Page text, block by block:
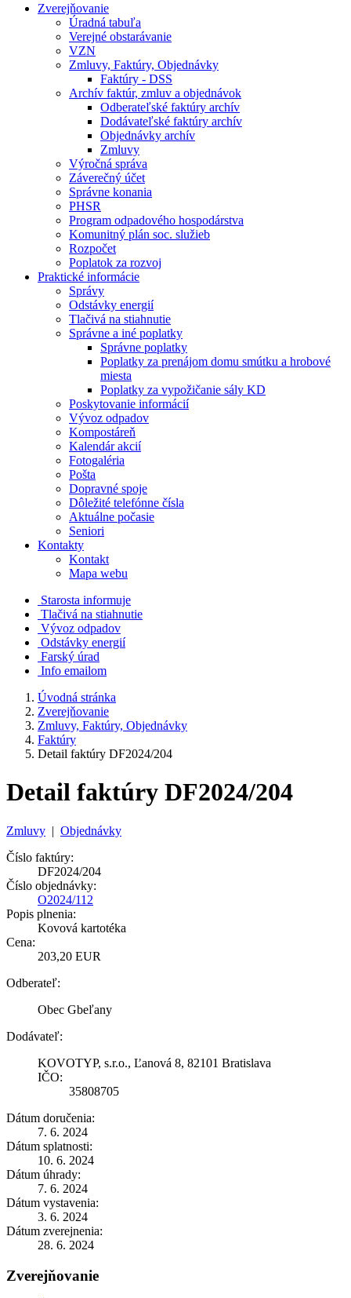
Zverejňovanie
Úradná tabuľa
Verejné obstarávanie
VZN
Zmluvy, Faktúry, Objednávky
Faktúry - DSS
Archív faktúr, zmluv a objednávok
Odberateľské faktúry archív
Dodávateľské faktúry archív
Objednávky archív
Zmluvy
Výročná správa
Záverečný účet
Správne konania
PHSR
Program odpadového hospodárstva
Komunitný plán soc. služieb
Rozpočet
Poplatok za rozvoj
Praktické informácie
Správy
Odstávky energií
Tlačivá na stiahnutie
Správne a iné poplatky
Správne poplatky
Poplatky za prenájom domu smútku a hrobové
miesta
Poplatky za vypožičanie sály KD
Poskytovanie informácií
Vývoz odpadov
Kompostáreň
Kalendár akcií
Fotogaléria
Pošta
Dopravné spoje
Dôležité telefónne čísla
Aktuálne počasie
Seniori
Kontakty
Kontakt
Mapa webu
Starosta informuje
Tlačivá na stiahnutie
Vývoz odpadov
Odstávky energií
Farský úrad
Info emailom
Úvodná stránka
Zverejňovanie
Zmluvy, Faktúry, Objednávky
Faktúry
Detail faktúry DF2024/204
Detail faktúry DF2024/204
Zmluvy | Objednávky
Číslo faktúry:
DF2024/204
Číslo objednávky:
O2024/112
Popis plnenia:
Kovová kartotéka
Cena:
203,20 EUR
Odberateľ:
Obec Gbeľany
Dodávateľ:
KOVOTYP, s.r.o., Ľanová 8, 82101 Bratislava
IČO:
35808705
Dátum doručenia:
7. 6. 2024
Dátum splatnosti:
10. 6. 2024
Dátum úhrady:
7. 6. 2024
Dátum vystavenia:
3. 6. 2024
Dátum zverejnenia:
28. 6. 2024
Zverejňovanie